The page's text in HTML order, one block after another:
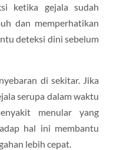
ketika gejala sudah
dan memperhatikan
deteksi dini sebelum
di sekitar. Jika
serupa dalam waktu
menular yang
hal ini membantu
lebih cepat.